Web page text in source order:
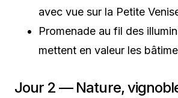
avec vue sur la Petite
Promenade au fil des
mettent en valeur les
Jour 2 — Nature,